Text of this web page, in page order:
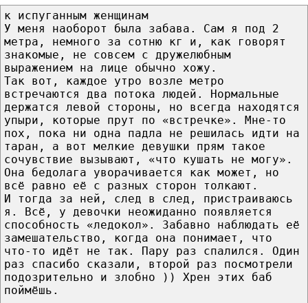
к испуганным женщинам
У меня наоборот была забава. Сам я под 2
метра, немного за сотню кг и, как говорят
знакомые, не совсем с дружелюбным
выражением на лице обычно хожу.
Так вот, каждое утро возле метро
встречаются два потока людей. Нормальные
держатся левой стороны, но всегда находятся
упыри, которые прут по «встречке». Мне-то
пох, пока ни одна падла не решилась идти на
таран, а вот мелкие девушки прям такое
сочувствие вызывают, «что кушать не могу».
Она бедолага уворачивается как может, но
всё равно её с разных сторон толкают.
И тогда за ней, след в след, пристраиваюсь
я. Всё, у девочки неожиданно появляется
способность «ледокол». Забавно наблюдать её
замешательство, когда она понимает, что
что-то идёт не так. Пару раз спалился. Один
раз спасибо сказали, второй раз посмотрели
подозрительно и злобно )) Хрен этих баб
поймёшь.